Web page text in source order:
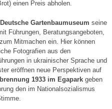
einen Preis abholen.
Deutsche Gartenbaumuseum seine
Führungen, Beratungsangeboten,
Mitmachen ein. Hier können
Fotografien aus den
in ukrainischer Sprache und
eröffnen neue Perspektiven auf
1933 im Egapark geben
den im Nationalsozialismus